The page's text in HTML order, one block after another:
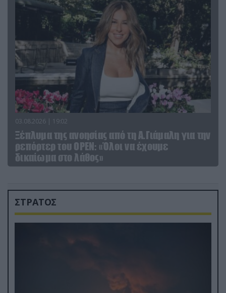
03.08.2026 | 19:02
Ξέπλυμα της ανοησίας από τη Α.Γιάμαλη για την
ρεπόρτερ του ΟΡΕΝ: «Όλοι να έχουμε
δικαίωμα στο λάθος»
ΣΤΡΑΤΟΣ